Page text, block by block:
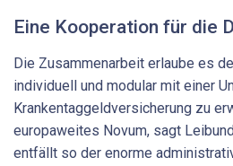
Eine Kooperation für die
Die Zusammenarbeit erlaube es
individuell und modular mit einer
Krankentaggeldversicherung zu
europaweites Novum, sagt
entfällt so der enorme